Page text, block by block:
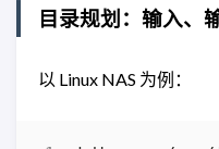
目录规划：输入、
以 Linux NAS 为例：